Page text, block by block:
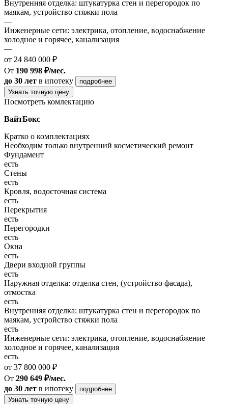
Внутренняя отделка: штукатурка стен и перегородок по
маякам, устройство стяжки пола
—
Инженерные сети: электрика, отопление, водоснабжение
холодное и горячее, канализация
—
от 24 840 000 ₽
От 190 998 ₽/мес.
до 30 лет в ипотеку
подробнее
Узнать точную цену
Посмотреть комлектацию
ВайтБокс
Кратко о комплектациях
Необходим только внутренний косметический ремонт
Фундамент
есть
Стены
есть
Кровля, водосточная система
есть
Перекрытия
есть
Перегородки
есть
Окна
есть
Двери входной группы
есть
Наружная отделка: отделка стен, (устройство фасада),
отмостка
есть
Внутренняя отделка: штукатурка стен и перегородок по
маякам, устройство стяжки пола
есть
Инженерные сети: электрика, отопление, водоснабжение
холодное и горячее, канализация
есть
от 37 800 000 ₽
От 290 649 ₽/мес.
до 30 лет в ипотеку
подробнее
Узнать точную цену